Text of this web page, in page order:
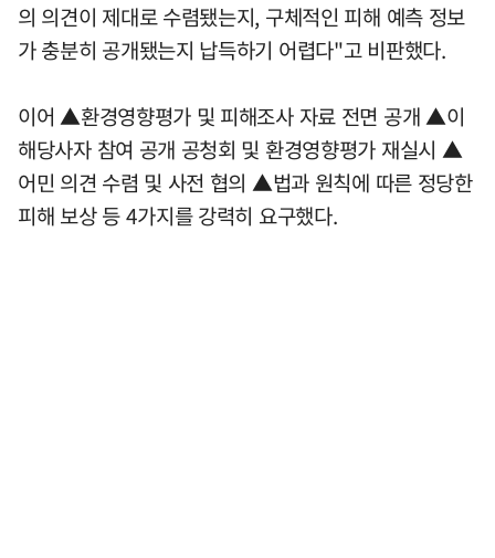
의 의견이 제대로 수렴됐는지, 구체적인 피해 예측 정보
가 충분히 공개됐는지 납득하기 어렵다"고 비판했다.
이어 ▲환경영향평가 및 피해조사 자료 전면 공개 ▲이
해당사자 참여 공개 공청회 및 환경영향평가 재실시 ▲
어민 의견 수렴 및 사전 협의 ▲법과 원칙에 따른 정당한
피해 보상 등 4가지를 강력히 요구했다.